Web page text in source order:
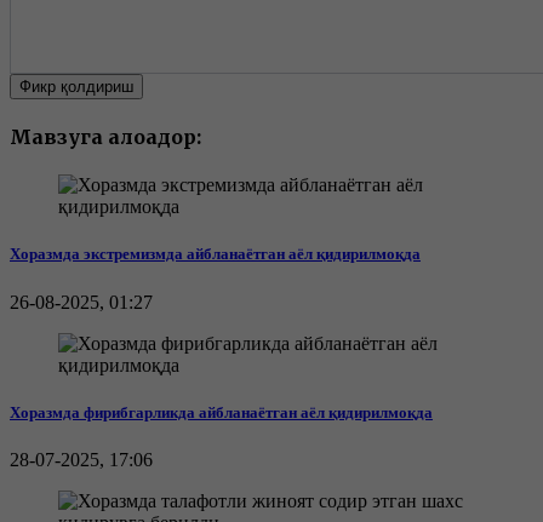
Фикр қолдириш
Мавзуга алоқадор:
Хоразмда экстремизмда айбланаётган аёл қидирилмоқда
26-08-2025, 01:27
Хоразмда фирибгарликда айбланаётган аёл қидирилмоқда
28-07-2025, 17:06